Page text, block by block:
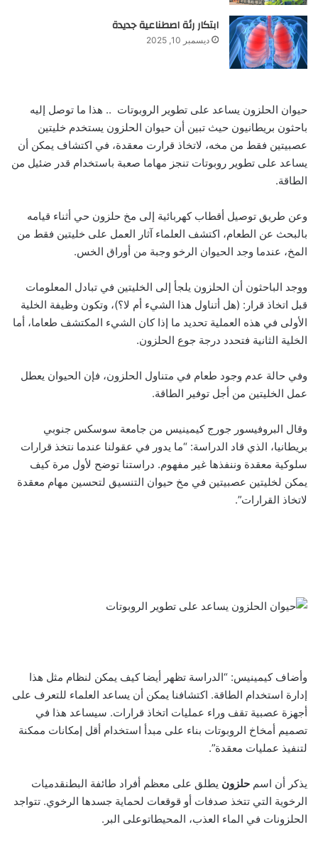
ابتكار رئة اصطناعية جديدة
ديسمبر 10, 2025
حيوان الحلزون يساعد على تطوير الروبوتات .. هذا ما توصل إليه
باحثون بريطانيون حيث تبين أن حيوان الحلزون يستخدم خليتين
عصبيتين فقط من مخه، لاتخاذ قرارت معقدة، في اكتشاف يمكن أن
يساعد على تطوير روبوتات تنجز مهاما صعبة باستخدام قدر ضئيل من
الطاقة.
وعن طريق توصيل أقطاب كهربائية إلى مخ حلزون حي أثناء قيامه
بالبحث عن الطعام، اكتشف العلماء آثار العمل على خليتين فقط من
المخ، عندما وجد الحيوان الرخو وجبة من أوراق الخس.
ووجد الباحثون أن الحلزون يلجأ إلى الخليتين في تبادل المعلومات
قبل اتخاذ قرار: (هل أتناول هذا الشيء أم لا؟)، وتكون وظيفة الخلية
الأولى في هذه العملية تحديد ما إذا كان الشيء المكتشف طعاما، أما
الخلية الثانية فتحدد درجة جوع الحلزون.
وفي حالة عدم وجود طعام في متناول الحلزون، فإن الحيوان يعطل
عمل الخليتين من أجل توفير الطاقة.
وقال البروفيسور جورج كيمينيس من جامعة سوسكس جنوبي
بريطانيا، الذي قاد الدراسة: “ما يدور في عقولنا عندما نتخذ قرارات
سلوكية معقدة وننفذها غير مفهوم. دراستنا توضح لأول مرة كيف
يمكن لخليتين عصبيتين في مخ حيوان التنسيق لتحسين مهام معقدة
لاتخاذ القرارات”.
وأضاف كيمينيس: “الدراسة تظهر أيضا كيف يمكن لنظام مثل هذا
إدارة استخدام الطاقة. اكتشافنا يمكن أن يساعد العلماء للتعرف على
أجهزة عصبية تقف وراء عمليات اتخاذ قرارات. سيساعد هذا في
تصميم أمخاخ الروبوتات بناء على مبدأ استخدام أقل إمكانات ممكنة
لتنفيذ عمليات معقدة”.
يذكر أن اسم حلزون يطلق على معظم أفراد طائفة البطنقدميات
الرخوية التي تتخذ صدفات أو قوقعات لحماية جسدها الرخوي. تتواجد
الحلزونات في الماء العذب، المحيطاتوعلى البر.